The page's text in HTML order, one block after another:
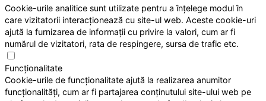
Cookie-urile analitice sunt utilizate pentru a înțelege modul în
care vizitatorii interacționează cu site-ul web. Aceste cookie-uri
ajută la furnizarea de informații cu privire la valori, cum ar fi
numărul de vizitatori, rata de respingere, sursa de trafic etc.
Funcționalitate
Cookie-urile de funcționalitate ajută la realizarea anumitor
funcționalități, cum ar fi partajarea conținutului site-ului web pe